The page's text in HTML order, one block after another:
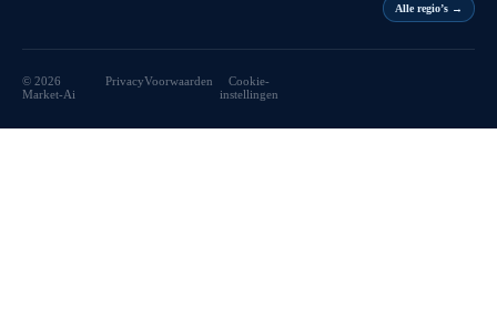
Alle regio’s →
© 2026
Market-Ai
PrivacyVoorwaarden
Cookie-
instellingen